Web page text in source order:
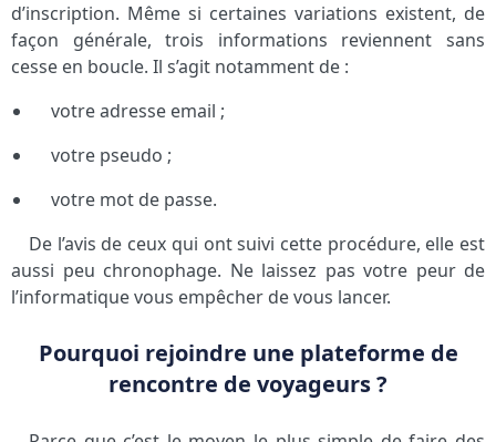
d’inscription. Même si certaines variations existent, de
façon générale, trois informations reviennent sans
cesse en boucle. Il s’agit notamment de :
votre adresse email ;
votre pseudo ;
votre mot de passe.
De l’avis de ceux qui ont suivi cette procédure, elle est
aussi peu chronophage. Ne laissez pas votre peur de
l’informatique vous empêcher de vous lancer.
Pourquoi rejoindre une plateforme de
rencontre de voyageurs ?